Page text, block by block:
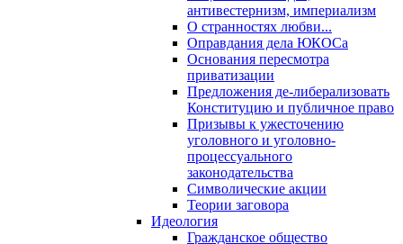
антивестернизм, империализм
О странностях любви...
Оправдания дела ЮКОСа
Основания пересмотра
приватизации
Предложения де-либерализовать
Конституцию и публичное право
Призывы к ужесточению
уголовного и уголовно-
процессуального
законодательства
Символические акции
Теории заговора
Идеология
Гражданское общество